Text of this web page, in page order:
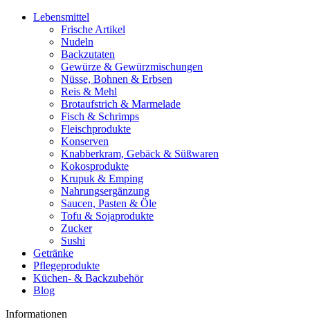
Lebensmittel
Frische Artikel
Nudeln
Backzutaten
Gewürze & Gewürzmischungen
Nüsse, Bohnen & Erbsen
Reis & Mehl
Brotaufstrich & Marmelade
Fisch & Schrimps
Fleischprodukte
Konserven
Knabberkram, Gebäck & Süßwaren
Kokosprodukte
Krupuk & Emping
Nahrungsergänzung
Saucen, Pasten & Öle
Tofu & Sojaprodukte
Zucker
Sushi
Getränke
Pflegeprodukte
Küchen- & Backzubehör
Blog
Informationen